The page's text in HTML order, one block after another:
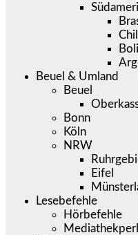
Beuel & Umland
Beuel
Bonn
Köln
NRW
Eifel
Lesebefehle
Hörbefehle